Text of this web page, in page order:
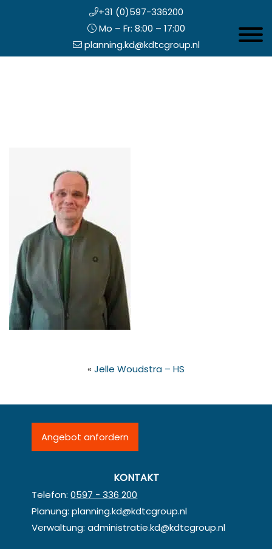
+31 (0)597-336200
Mo – Fr: 8:00 – 17:00
planning.kd@kdtcgroup.nl
« Jelle Woudstra – HS
Angebot anfordern
KONTAKT
Telefon:0597 - 336 200
Planung:planning.kd@kdtcgroup.nl
Verwaltung:administratie.kd@kdtcgroup.nl